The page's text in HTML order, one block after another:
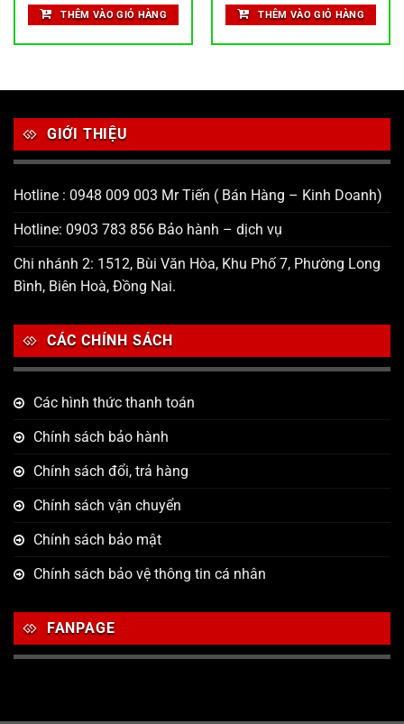
THÊM VÀO GIỎ HÀNG THÊM VÀO GIỎ HÀNG
GIỚI THIỆU
Hotline : 0948 009 003 Mr Tiến ( Bán Hàng – Kinh Doanh)
Hotline: 0903 783 856 Bảo hành – dịch vụ
Chi nhánh 2: 1512, Bùi Văn Hòa, Khu Phố 7, Phường Long
Bình, Biên Hoà, Đồng Nai.
CÁC CHÍNH SÁCH
Các hình thức thanh toán
Chính sách bảo hành
Chính sách đổi, trả hàng
Chính sách vận chuyển
Chính sách bảo mật
Chính sách bảo vệ thông tin cá nhân
FANPAGE